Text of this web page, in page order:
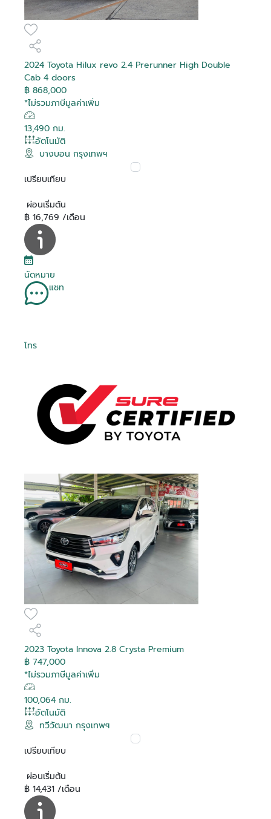
2024 Toyota Hilux revo 2.4 Prerunner High Double
Cab 4 doors
฿ 868,000
*ไม่รวมภาษีมูลค่าเพิ่ม
13,490 กม.
อัตโนมัติ
บางบอน กรุงเทพฯ
เปรียบเทียบ
ผ่อนเริ่มต้น
฿ 16,769 /เดือน
นัดหมาย
แชท
โทร
2023 Toyota Innova 2.8 Crysta Premium
฿ 747,000
*ไม่รวมภาษีมูลค่าเพิ่ม
100,064 กม.
อัตโนมัติ
ทวีวัฒนา กรุงเทพฯ
เปรียบเทียบ
ผ่อนเริ่มต้น
฿ 14,431 /เดือน